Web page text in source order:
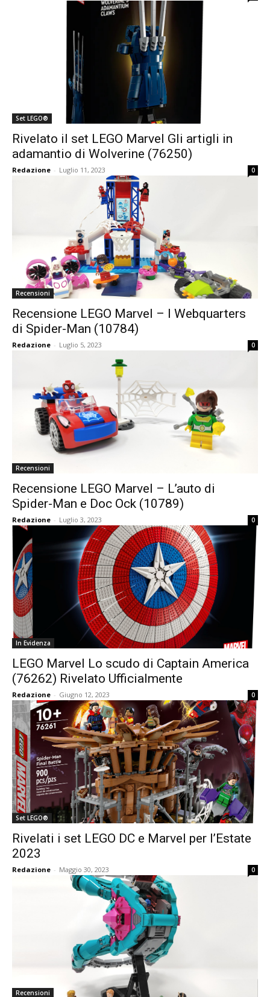
Set LEGO®
Rivelato il set LEGO Marvel Gli artigli in
adamantio di Wolverine (76250)
Redazione - Luglio 11, 2023 0
Recensioni
Recensione LEGO Marvel – I Webquarters
di Spider-Man (10784)
Redazione - Luglio 5, 2023 0
Recensioni
Recensione LEGO Marvel – L’auto di
Spider-Man e Doc Ock (10789)
Redazione - Luglio 3, 2023 0
In Evidenza
LEGO Marvel Lo scudo di Captain America
(76262) Rivelato Ufficialmente
Redazione - Giugno 12, 2023 0
Set LEGO®
Rivelati i set LEGO DC e Marvel per l’Estate
2023
Redazione - Maggio 30, 2023 0
Recensioni